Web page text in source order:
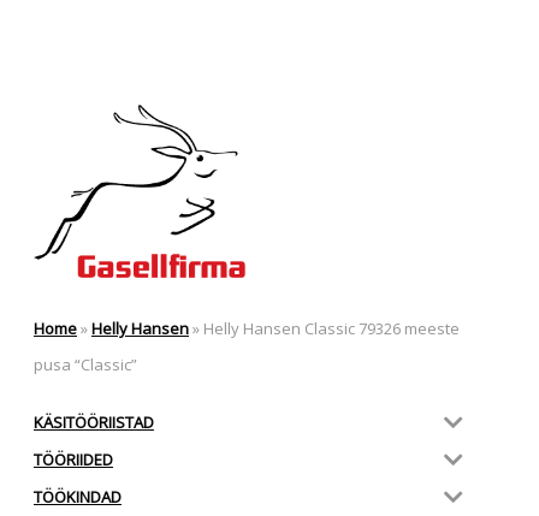
Home»Helly Hansen» Helly Hansen Classic 79326 meeste
pusa “Classic”
KÄSITÖÖRIISTAD
TÖÖRIIDED
TÖÖKINDAD